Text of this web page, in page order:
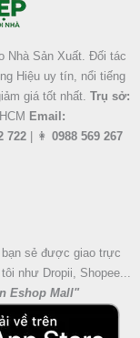
Nhà Sản Xuất. Đối tác
Hiệu uy tín, nổi tiếng
giá tốt nhất. Trụ sở:
Email:
722| 👩 0988 569 267
sẻ được giao trực
như Dropii, Shopee...
Eshop Mall"